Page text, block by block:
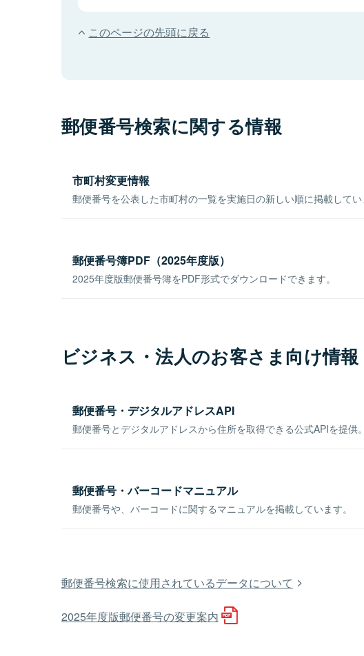
このページの先頭に戻る
郵便番号検索に関する情報
市町村変更情報
郵便番号を公表した市町村の一覧を実施日の新しい順に掲載してい
郵便番号簿PDF（2025年度版）
2025年度版郵便番号簿をPDF形式でダウンロードできます。
ビジネス・法人のお客さま向け情報
郵便番号・デジタルアドレスAPI
郵便番号とデジタルアドレスから住所を取得できる公式APIを提供。
郵便番号・バーコードマニュアル
郵便番号や、バーコードに関するマニュアルを掲載しています。
郵便番号検索に使用されているデータについて
2025年度版郵便番号の変更案内